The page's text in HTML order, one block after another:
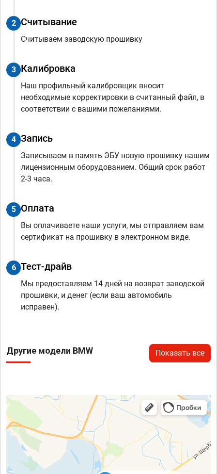
2 Считывание
Считываем заводскую прошивку
3 Калибровка
Наш профильный калибровщик вносит
необходимые корректировки в считанный файл, в
соответствии с вашими пожеланиями.
4 Запись
Записываем в память ЭБУ новую прошивку нашим
лицензионным оборудованием. Общий срок работ
2-3 часа.
5 Оплата
Вы оплачиваете наши услуги, мы отправляем вам
сертификат на прошивку в электронном виде.
6 Тест-драйв
Мы предоставляем 14 дней на возврат заводской
прошивки, и денег (если ваш автомобиль
исправен).
Другие модели BMW Показать все